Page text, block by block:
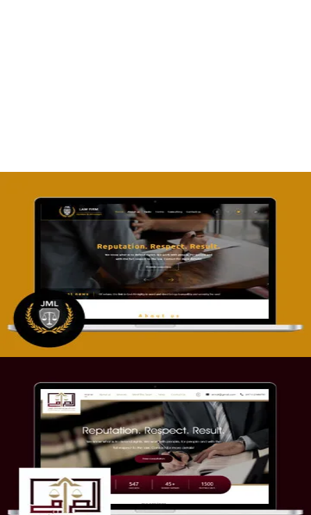
تصميم موقع آل جبار والمزارقة للمحاماة
التفاصيل
موقع الصرامي للمحاماة
التفاصيل